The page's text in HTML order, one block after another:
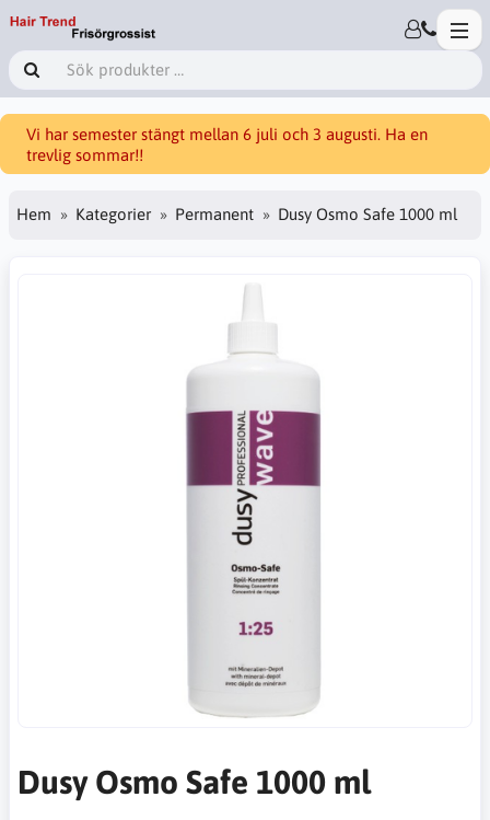
Vi har semester stängt mellan 6 juli och 3 augusti. Ha en
trevlig sommar!!
Hem Kategorier Permanent Dusy Osmo Safe 1000 ml
Dusy Osmo Safe 1000 ml